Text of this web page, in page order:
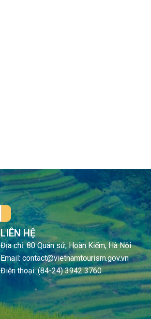
LIÊN HỆ
Địa chỉ: 80 Quán sứ, Hoàn Kiếm, Hà Nội
Email: contact@vietnamtourism.gov.vn
Điện thoại: (84-24) 3942 3760